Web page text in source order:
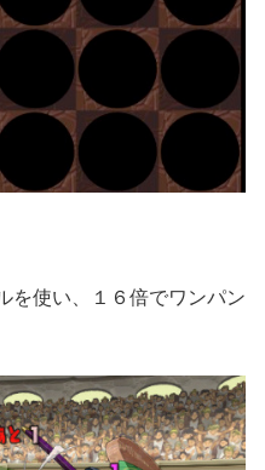
を使い、１６倍でワンパン